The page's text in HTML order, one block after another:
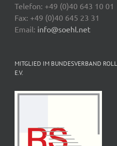
Telefon: +49 (0)40 643 10 01
Fax: +49 (0)40 645 23 31
Email: info@soehl.net
MITGLIED IM BUNDESVERBAND
E.V.